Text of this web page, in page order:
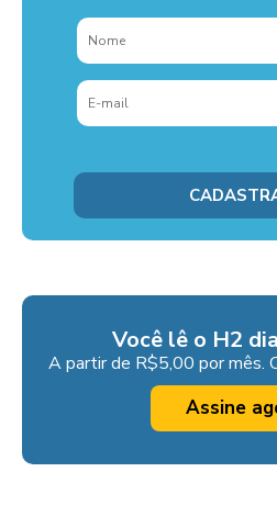
Você lê o H2
A partir de R$5,00 por mês.
Assine